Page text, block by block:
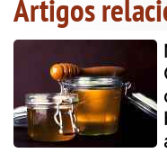
Artigos